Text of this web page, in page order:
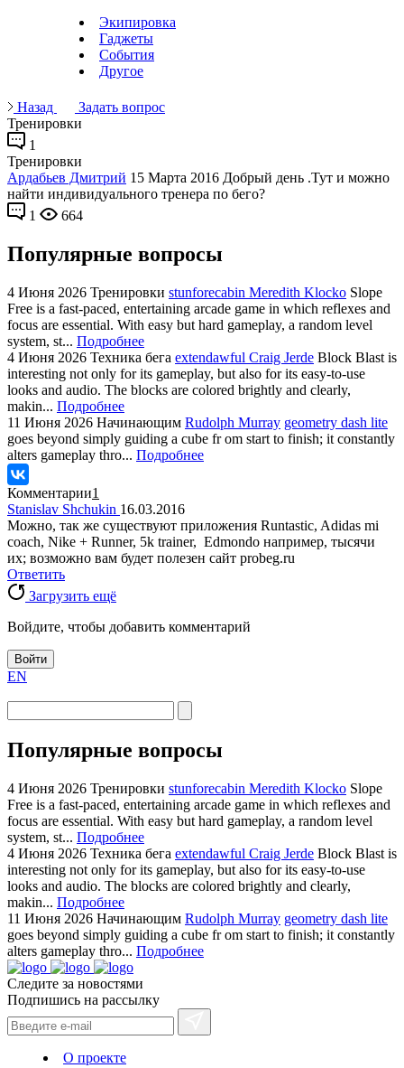
Экипировка
Гаджеты
События
Другое
Назад
Задать вопрос
Тренировки
1
Тренировки
Ардабьев Дмитрий 15 Марта 2016 Добрый день .Тут и можно
найти индивидуального тренера по бего?
1
664
Популярные вопросы
4 Июня 2026 Тренировки stunforecabin Meredith Klocko Slope
Free is a fast-paced, entertaining arcade game in which reflexes and
focus are essential. With easy but hard gameplay, a random level
system, st... Подробнее
4 Июня 2026 Техника бега extendawful Craig Jerde Block Blast is
interesting not only for its gameplay, but also for its easy-to-use
looks and audio. The blocks are colored brightly and clearly,
makin... Подробнее
11 Июня 2026 Начинающим Rudolph Murray geometry dash lite
goes beyond simply guiding a cube fr om start to finish; it constantly
alters gameplay thro... Подробнее
Комментарии1
Stanislav Shchukin 16.03.2016
Можно, так же существуют приложения Runtastic, Adidas mi
coach, Nike + Runner, 5k trainer, Edmondo например, тысячи
их; возможно вам будет полезен сайт probeg.ru
Ответить
Загрузить ещё
Войдите, чтобы добавить комментарий
Войти
EN
Популярные вопросы
4 Июня 2026 Тренировки stunforecabin Meredith Klocko Slope
Free is a fast-paced, entertaining arcade game in which reflexes and
focus are essential. With easy but hard gameplay, a random level
system, st... Подробнее
4 Июня 2026 Техника бега extendawful Craig Jerde Block Blast is
interesting not only for its gameplay, but also for its easy-to-use
looks and audio. The blocks are colored brightly and clearly,
makin... Подробнее
11 Июня 2026 Начинающим Rudolph Murray geometry dash lite
goes beyond simply guiding a cube fr om start to finish; it constantly
alters gameplay thro... Подробнее
Следите за новостями
Подпишись на рассылку
О проекте